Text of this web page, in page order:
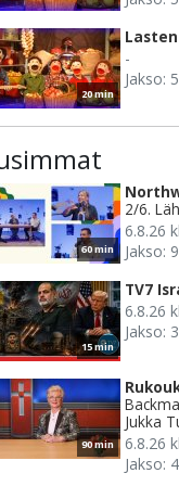
20 min
-
Jakso:
60 min
2/6.
6.8.26
Jakso: 9
15 min
TV7
6.8.26
Jakso:
90 min
Jukka
6.8.26
Jakso: